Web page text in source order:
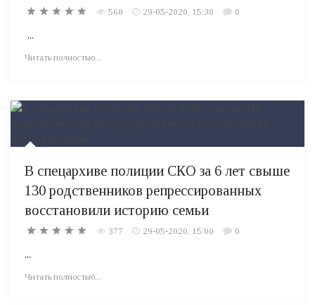
568 29-05-2020, 15:30 0
...
Читать полностью...
В спецархиве полиции СКО за 6 лет свыше
130 родственников репрессированных
восстановили историю семьи
377 29-05-2020, 15:00 0
...
Читать полностью...